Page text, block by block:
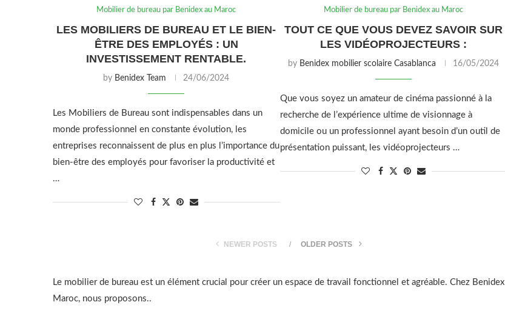
Mobilier de bureau par Benidex au Maroc
LES MOBILIERS DE BUREAU ET LE BIEN-
ÊTRE DES EMPLOYÉS : UN
INVESTISSEMENT RENTABLE.
by Benidex Team 24/06/2024
Les Mobiliers de Bureau sont indispensables dans un
monde professionnel en constante évolution, les
entreprises reconnaissent de plus en plus l’importance du
bien-être des employés pour favoriser la productivité et
…
Mobilier de bureau par Benidex au Maroc
TOUT CE QUE VOUS DEVEZ SAVOIR SUR
LES VIDÉOPROJECTEURS :
by Benidex mobilier scolaire Casablanca 16/05/2024
Que vous soyez un amateur de cinéma passionné à la
recherche de l’expérience ultime de visionnage à
domicile ou un professionnel ayant besoin d’un outil de
présentation puissant, les vidéoprojecteurs …
NEWER POSTS OLDER POSTS
Le mobilier de bureau est un élément crucial pour créer un espace de travail fonctionnel et agréable. Chez Benidex
Maroc, nous proposons..